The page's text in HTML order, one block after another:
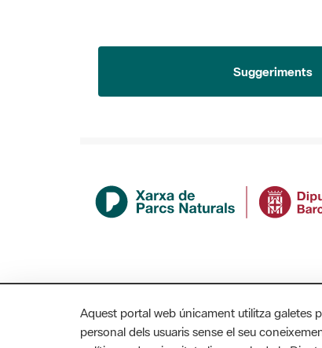
Suggeriments
Aquest portal web únicament utilitza galetes
personal dels usuaris sense el seu